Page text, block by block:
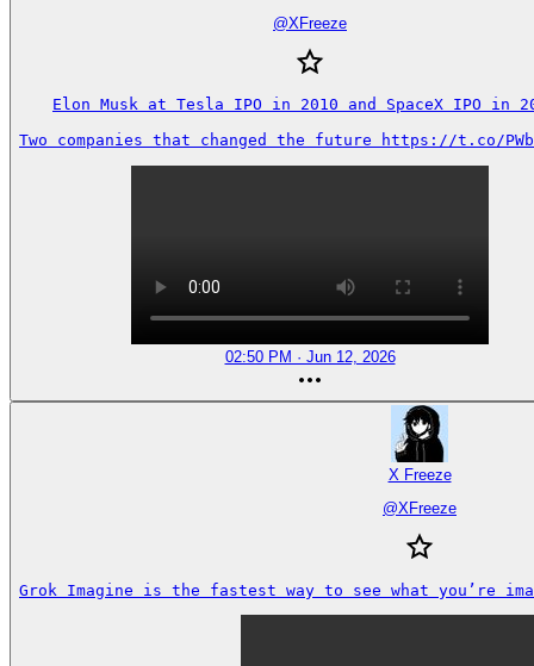
@XFreeze
Elon Musk at Tesla IPO in 2010 and SpaceX IPO in
Two companies that changed the future https://t.co/
02:50 PM · Jun 12, 2026
X Freeze
@XFreeze
Grok Imagine is the fastest way to see what you’re